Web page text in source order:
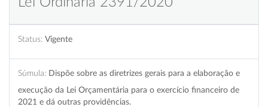
Status: Vigente
Súmula: Dispõe sobre as diretrizes gerais para a elaboração e
execução da Lei Orçamentária para o exercício financeiro de
2021 e dá outras providências.